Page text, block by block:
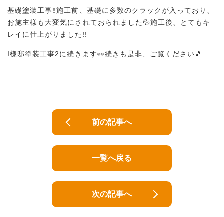
基礎塗装工事‼︎施工前、基礎に多数のクラックが入っており、
お施主様も大変気にされておられました💦施工後、とてもキ
レイに仕上がりました‼︎
I様邸塗装工事2に続きます👀続きも是非、ご覧ください🎵
前の記事へ
一覧へ戻る
次の記事へ